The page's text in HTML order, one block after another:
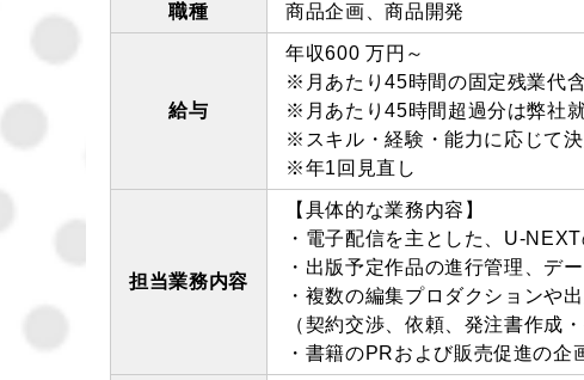
職種 商品企画、商品開発
給与
年収600 万円～
※月あたり45時間の固定残業代
※月あたり45時間超過分は弊社
※スキル・経験・能力に応じて
※年1回見直し
担当業務内容
【具体的な業務内容】
・電子配信を主とした、U-
・出版予定作品の進行管理、デ
・複数の編集プロダクションや
（契約交渉、依頼、発注書作成
・書籍のPRおよび販売促進の企